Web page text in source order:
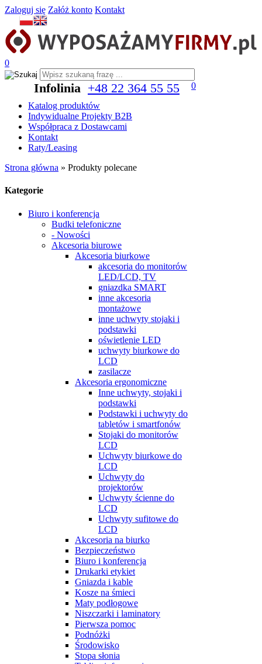
Zaloguj się Załóż konto Kontakt
0
Infolinia +48 22 364 55 55
0
Katalog produktów
Indywidualne Projekty B2B
Współpraca z Dostawcami
Kontakt
Raty/Leasing
Strona główna » Produkty polecane
Kategorie
Biuro i konferencja
Budki telefoniczne
- Nowości
Akcesoria biurowe
Akcesoria biurkowe
akcesoria do monitorów
LED/LCD, TV
gniazdka SMART
inne akcesoria
montażowe
inne uchwyty stojaki i
podstawki
oświetlenie LED
uchwyty biurkowe do
LCD
zasilacze
Akcesoria ergonomiczne
Inne uchwyty, stojaki i
podstawki
Podstawki i uchwyty do
tabletów i smartfonów
Stojaki do monitorów
LCD
Uchwyty biurkowe do
LCD
Uchwyty do
projektorów
Uchwyty ścienne do
LCD
Uchwyty sufitowe do
LCD
Akcesoria na biurko
Bezpieczeństwo
Biuro i konferencja
Drukarki etykiet
Gniazda i kable
Kosze na śmieci
Maty podłogowe
Niszczarki i laminatory
Pierwsza pomoc
Podnóżki
Środowisko
Stopa słonia